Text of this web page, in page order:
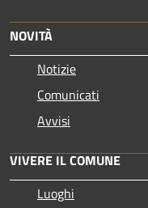
NOVITÀ
Notizie
Comunicati
Avvisi
VIVERE IL COMUNE
Luoghi